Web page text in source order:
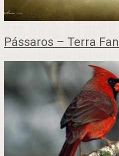
Pássaros – Terra